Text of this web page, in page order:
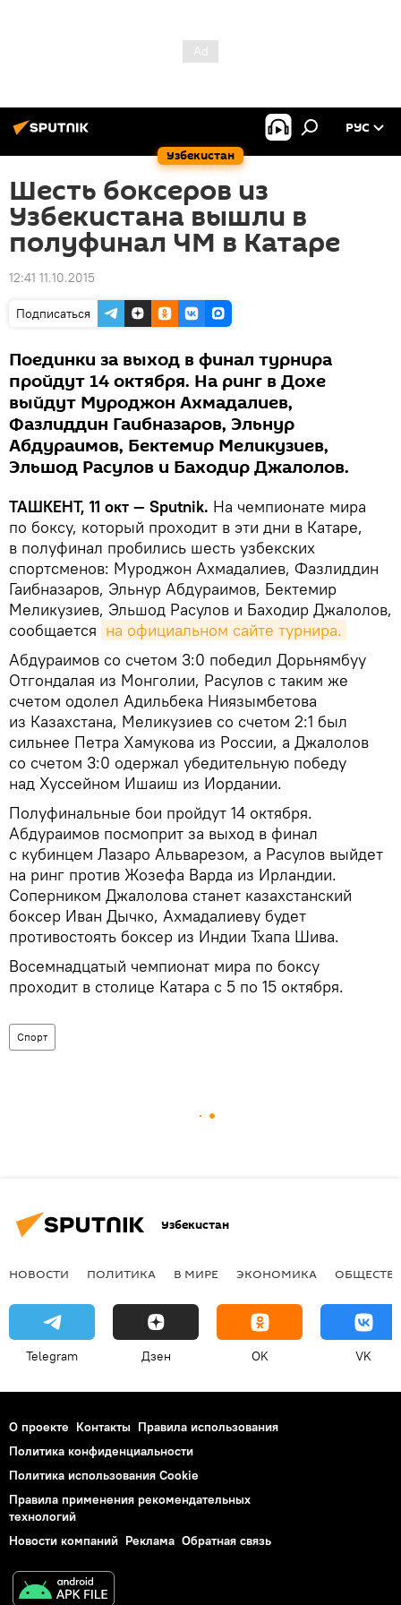
Узбекистан
РУС
Шесть боксеров из
Узбекистана вышли в
полуфинал ЧМ в Катаре
12:41 11.10.2015
Подписаться
Поединки за выход в финал турнира
пройдут 14 октября. На ринг в Дохе
выйдут Муроджон Ахмадалиев,
Фазлиддин Гаибназаров, Эльнур
Абдураимов, Бектемир Меликузиев,
Эльшод Расулов и Баходир Джалолов.
ТАШКЕНТ, 11 окт — Sputnik. На чемпионате мира
по боксу, который проходит в эти дни в Катаре,
в полуфинал пробились шесть узбекских
спортсменов: Муроджон Ахмадалиев, Фазлиддин
Гаибназаров, Эльнур Абдураимов, Бектемир
Меликузиев, Эльшод Расулов и Баходир Джалолов,
сообщается на официальном сайте турнира.
Абдураимов со счетом 3:0 победил Дорьнямбуу
Отгондалая из Монголии, Расулов с таким же
счетом одолел Адильбека Ниязымбетова
из Казахстана, Меликузиев со счетом 2:1 был
сильнее Петра Хамукова из России, а Джалолов
со счетом 3:0 одержал убедительную победу
над Хуссейном Ишаиш из Иордании.
Полуфинальные бои пройдут 14 октября.
Абдураимов посмоприт за выход в финал
с кубинцем Лазаро Альварезом, а Расулов выйдет
на ринг против Жозефа Варда из Ирландии.
Соперником Джалолова станет казахстанский
боксер Иван Дычко, Ахмадалиеву будет
противостоять боксер из Индии Тхапа Шива.
Восемнадцатый чемпионат мира по боксу
проходит в столице Катара с 5 по 15 октября.
Спорт
Узбекистан
НОВОСТИ ПОЛИТИКА В МИРЕ ЭКОНОМИКА
Telegram Дзен OK VK
О проекте Контакты Правила использования
Политика конфиденциальности
Политика использования Cookie
Правила применения рекомендательных
технологий
Новости компаний Реклама Обратная связь